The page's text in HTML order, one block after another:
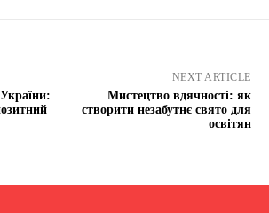
NEXT ARTICLE
Мистецтво вдячності: як
створити незабутнє свято для
освітян